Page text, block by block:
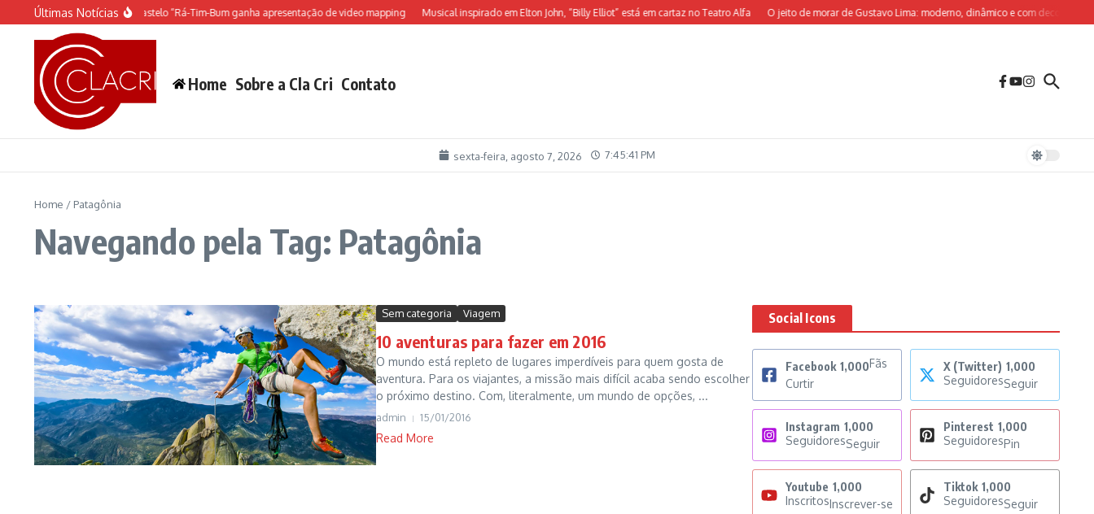
Ir para o conteúdo
Últimas Notícias
O espetáculo do Castelo “Rá-Tim-Bum ganha apresentação de video mapping Musical inspirado em Elton John, “Billy Elliot” está em cartaz no Teatro Alfa O jeito de morar de Gustavo Lima: moderno, dinâmico e com decoração
Home Sobre a Cla Cri Contato
sexta-feira, agosto 7, 2026 7:45:41 PM
Home / Patagônia
Navegando pela Tag: Patagônia
Sem categoria Viagem
10 aventuras para fazer em 2016
O mundo está repleto de lugares imperdíveis para quem gosta de
aventura. Para os viajantes, a missão mais difícil acaba sendo escolher
o próximo destino. Com, literalmente, um mundo de opções, ...
admin 15/01/2016
Read More
Social Icons
Facebook 1,000Fãs
Curtir
X (Twitter) 1,000
SeguidoresSeguir
Instagram 1,000
SeguidoresSeguir
Pinterest 1,000
SeguidoresPin
Youtube 1,000
InscritosInscrever-se
Tiktok 1,000
SeguidoresSeguir